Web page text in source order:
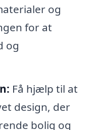
og
for at
og
Få hjælp til at
design, der
bolig og